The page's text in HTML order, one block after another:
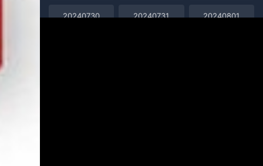
20240730 20240731 20240801